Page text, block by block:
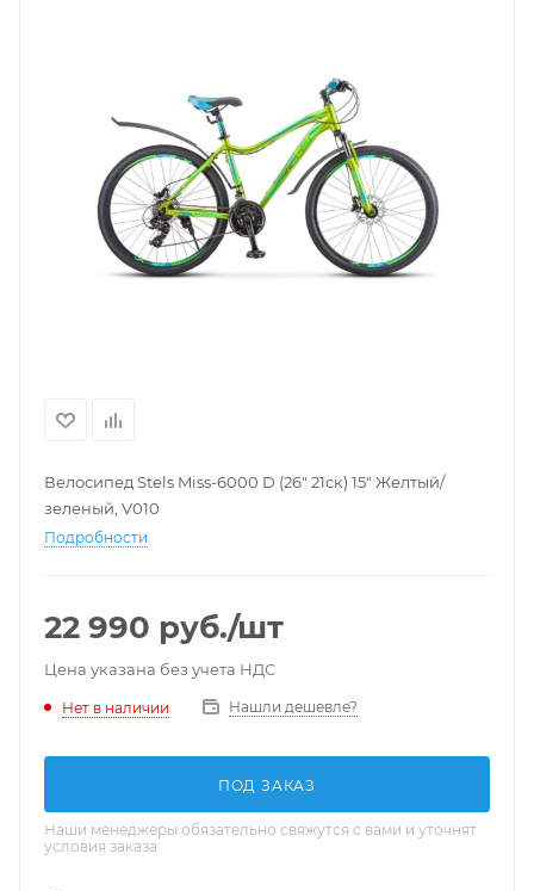
Велосипед Stels Miss-6000 D (26" 21ск) 15" Желтый/
зеленый, V010
Подробности
22 990 руб./шт
Цена указана без учета НДС
Нет в наличии Нашли дешевле?
ПОД ЗАКАЗ
Наши менеджеры обязательно свяжутся с вами и уточнят
условия заказа